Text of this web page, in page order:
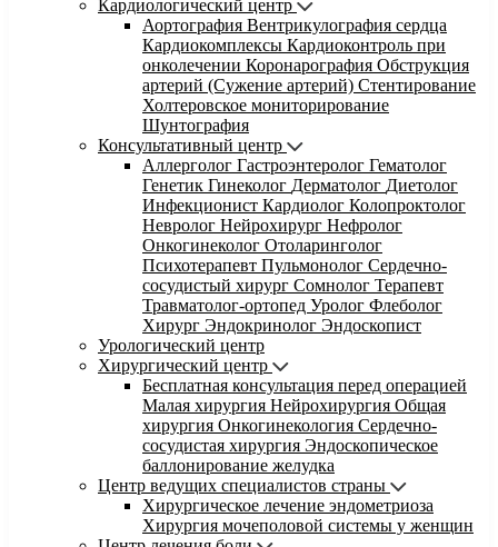
Кардиологический центр
Аортография Вентрикулография сердца
Кардиокомплексы Кардиоконтроль при
онколечении Коронарография Обструкция
артерий (Сужение артерий) Стентирование
Холтеровское мониторирование
Шунтография
Консультативный центр
Аллерголог Гастроэнтеролог Гематолог
Генетик Гинеколог Дерматолог Диетолог
Инфекционист Кардиолог Колопроктолог
Невролог Нейрохирург Нефролог
Онкогинеколог Отоларинголог
Психотерапевт Пульмонолог Сердечно-
сосудистый хирург Сомнолог Терапевт
Травматолог-ортопед Уролог Флеболог
Хирург Эндокринолог Эндоскопист
Урологический центр
Хирургический центр
Бесплатная консультация перед операцией
Малая хирургия Нейрохирургия Общая
хирургия Онкогинекология Сердечно-
сосудистая хирургия Эндоскопическое
баллонирование желудка
Центр ведущих специалистов страны
Хирургическое лечение эндометриоза
Хирургия мочеполовой системы у женщин